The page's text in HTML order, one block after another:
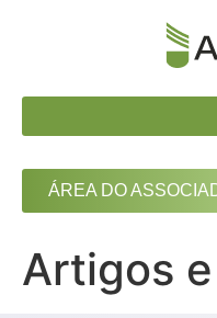
ÁREA DO
Artigos